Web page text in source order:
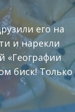
его на
и нарекли
«Географии
биск! Только